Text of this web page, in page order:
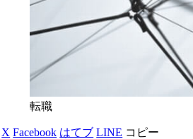
転職
X Facebook はてブ LINE コピー